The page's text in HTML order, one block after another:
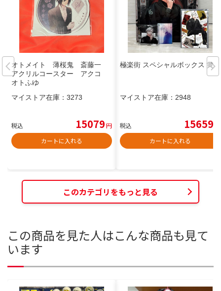
オトメイト 薄桜鬼 斎藤一
アクリルコースター アクコ
オトふゆ
マイストア在庫： 3273
税込 15079円
カートに入れる
極楽街 スペシャルボックス 黄泉
マイストア在庫： 2948
税込 15659
カートに入れる
このカテゴリをもっと見る
この商品を見た人はこんな商品も見て
います